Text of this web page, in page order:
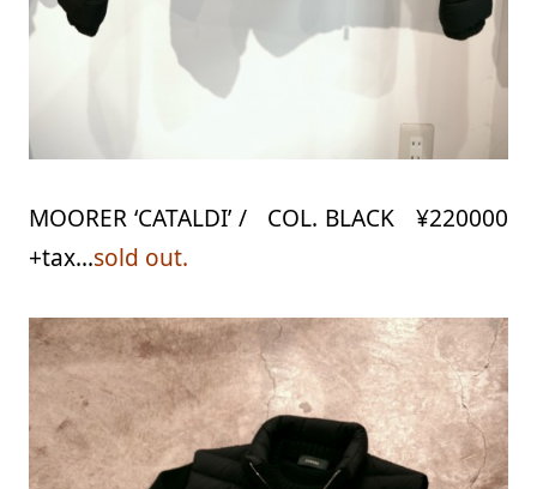
MOORER ‘CATALDI’ / COL. BLACK ¥220000
+tax…sold out.